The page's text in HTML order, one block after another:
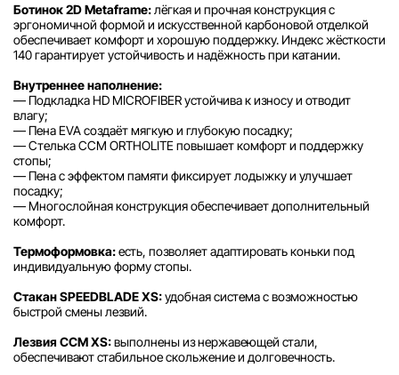
Ботинок 2D Metaframe:лёгкая и прочная конструкция с
эргономичной формой и искусственной карбоновой отделкой
обеспечивает комфорт и хорошую поддержку. Индекс жёсткости
140 гарантирует устойчивость и надёжность при катании.
Внутреннее наполнение:
— Подкладка HD MICROFIBER устойчива к износу и отводит
влагу;
— Пена EVA создаёт мягкую и глубокую посадку;
— Стелька CCM ORTHOLITE повышает комфорт и поддержку
стопы;
— Пена с эффектом памяти фиксирует лодыжку и улучшает
посадку;
— Многослойная конструкция обеспечивает дополнительный
комфорт.
Термоформовка:есть, позволяет адаптировать коньки под
индивидуальную форму стопы.
Стакан SPEEDBLADE XS:удобная система с возможностью
быстрой смены лезвий.
Лезвия CCM XS:выполнены из нержавеющей стали,
обеспечивают стабильное скольжение и долговечность.